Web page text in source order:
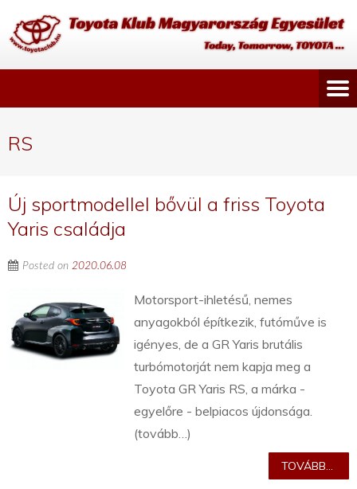
RS
Új sportmodellel bővül a friss Toyota
Yaris családja
Posted on 2020.06.08
Motorsport-ihletésű, nemes
anyagokból építkezik, futóműve is
igényes, de a GR Yaris brutális
turbómotorját nem kapja meg a
Toyota GR Yaris RS, a márka -
egyelőre - belpiacos újdonsága.
(tovább…)
TOVÁBB...